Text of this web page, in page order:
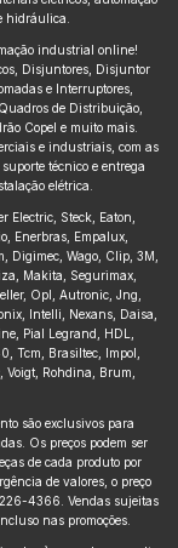
hidráulica.
industrial online!
Disjuntores, Disjuntor
e Interruptores,
de Distribuição,
Copel e muito mais.
e industriais, com as
técnico e entrega
elétrica.
Electric, Steck, Eaton,
Enerbras, Empalux,
Digimec, Wago, Clip, 3M,
Makita, Segurimax,
Opl, Autronic, Jng,
Intelli, Nexans, Daisa,
Pial Legrand, HDL,
Tcm, Brasiltec, Impol,
Rohdina, Brum,
são exclusivos para
Os preços podem ser
de cada produto por
de valores, o preço
4366. Vendas sujeitas
nas promoções.